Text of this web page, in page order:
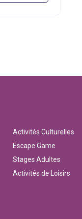
Activités Culturelles
Escape Game
Stages Adultes
Activités de Loisirs